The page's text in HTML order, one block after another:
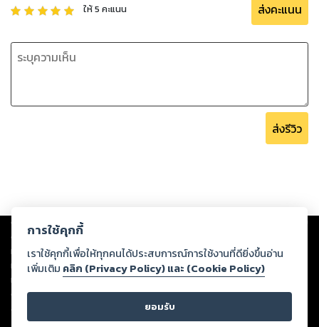
ให้5 คะแนน ส่งคะแนน
ส่งรีวิว
Copyright © 2026
ต่อผลงานหรือเนื้อหาใดที่อัปโหลดผ่านเว็บไซต์และปรากฏว่าละเมิดสิทธิใน
ทรัพย์สินทางปัญญาของบุคคลอื่นหรือขัดต่อกฎหมายและศีลธรรม ดังนั้น ผู้อ่าน
ทุกท่านโปรดใช้วิจารณญาณในการกลั่นกรองด้วยตนเอง และหากท่านพบว่าส่วน
หนึ่งส่วนใดขัดต่อกฎหมายและศีลธรรม กรุณาแจ้งมายังบริษัท เพื่อทีมงานจะได้
ดำเนินการในทันที ทั้งนี้ ทางสตอรี่ล็อกขอสงวนลิขสิทธิ์ตามพระราชบัญญัติ
ลิขสิทธิ์ พ.ศ. 2537 (ฉบับล่าสุด)
การใช้คุกกี้
เราใช้คุกกี้เพื่อให้ทุกคนได้ประสบการณ์การใช้งานที่ดียิ่งขึ้นอ่าน
เพิ่มเติม คลิก (Privacy Policy) และ (Cookie Policy)
ยอมรับ